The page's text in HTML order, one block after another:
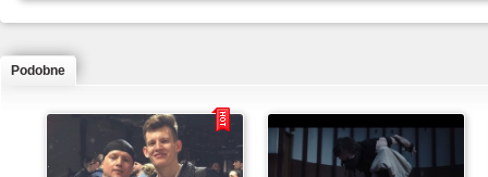
Podobne